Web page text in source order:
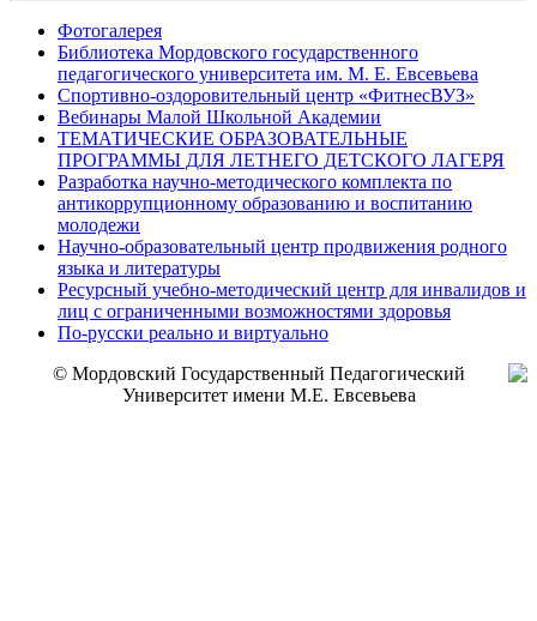
Фотогалерея
Библиотека Мордовского государственного
педагогического университета им. М. Е. Евсевьева
Спортивно-оздоровительный центр «ФитнесВУЗ»
Вебинары Малой Школьной Академии
ТЕМАТИЧЕСКИЕ ОБРАЗОВАТЕЛЬНЫЕ
ПРОГРАММЫ ДЛЯ ЛЕТНЕГО ДЕТСКОГО ЛАГЕРЯ
Разработка научно-методического комплекта по
антикоррупционному образованию и воспитанию
молодежи
Научно-образовательный центр продвижения родного
языка и литературы
Ресурсный учебно-методический центр для инвалидов и
лиц с ограниченными возможностями здоровья
По-русски реально и виртуально
© Мордовский Государственный Педагогический
Университет имени М.Е. Евсевьева